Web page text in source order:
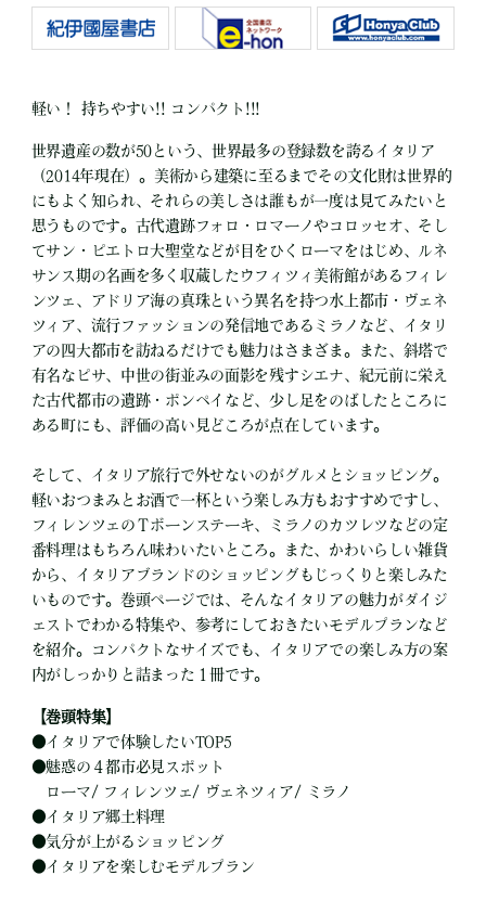
軽い！ 持ちやすい!! コンパクト!!!
世界遺産の数が50という、世界最多の登録数を誇るイタリア
（2014年現在）。美術から建築に至るまでその文化財は世界的
にもよく知られ、それらの美しさは誰もが一度は見てみたいと
思うものです。古代遺跡フォロ・ロマーノやコロッセオ、そし
てサン・ピエトロ大聖堂などが目をひくローマをはじめ、ルネ
サンス期の名画を多く収蔵したウフィツィ美術館があるフィレ
ンツェ、アドリア海の真珠という異名を持つ水上都市・ヴェネ
ツィア、流行ファッションの発信地であるミラノなど、イタリ
アの四大都市を訪ねるだけでも魅力はさまざま。また、斜塔で
有名なピサ、中世の街並みの面影を残すシエナ、紀元前に栄え
た古代都市の遺跡・ポンペイなど、少し足をのばしたところに
ある町にも、評価の高い見どころが点在しています。
そして、イタリア旅行で外せないのがグルメとショッピング。
軽いおつまみとお酒で一杯という楽しみ方もおすすめですし、
フィレンツェのＴボーンステーキ、ミラノのカツレツなどの定
番料理はもちろん味わいたいところ。また、かわいらしい雑貨
から、イタリアブランドのショッピングもじっくりと楽しみた
いものです。巻頭ページでは、そんなイタリアの魅力がダイジ
ェストでわかる特集や、参考にしておきたいモデルプランなど
を紹介。コンパクトなサイズでも、イタリアでの楽しみ方の案
内がしっかりと詰まった１冊です。
【巻頭特集】
●イタリアで体験したいTOP5
●魅惑の４都市必見スポット
ローマ/ フィレンツェ/ ヴェネツィア/ ミラノ
●イタリア郷土料理
●気分が上がるショッピング
●イタリアを楽しむモデルプラン